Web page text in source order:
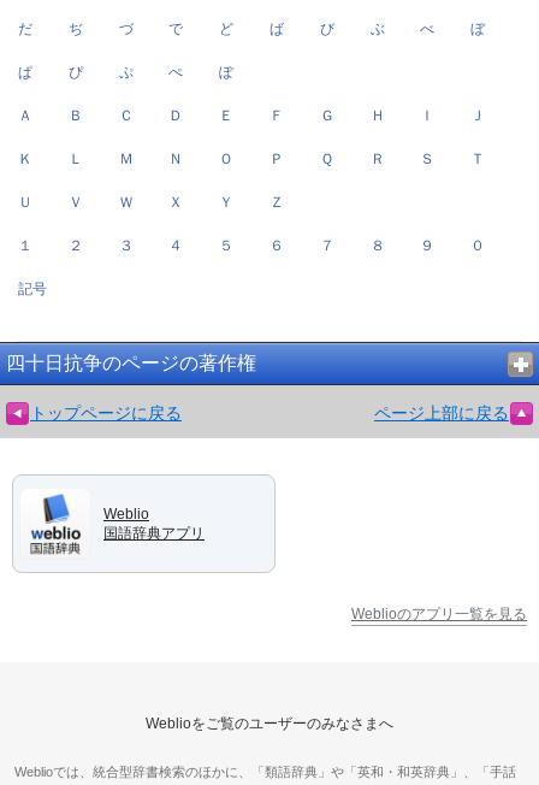
だ ぢ づ で ど ば び ぶ べ ぼ
ぱ ぴ ぷ ぺ ぽ
Ａ Ｂ Ｃ Ｄ Ｅ Ｆ Ｇ Ｈ Ｉ Ｊ
Ｋ Ｌ Ｍ Ｎ Ｏ Ｐ Ｑ Ｒ Ｓ Ｔ
Ｕ Ｖ Ｗ Ｘ Ｙ Ｚ
１ ２ ３ ４ ５ ６ ７ ８ ９ ０
記号
四十日抗争のページの著作権
トップページに戻る ページ上部に戻る
Weblio
国語辞典アプリ
Weblioのアプリ一覧を見る
Weblioをご覧のユーザーのみなさまへ
Weblioでは、統合型辞書検索のほかに、「類語辞典」や「英和・和英辞典」、「手話